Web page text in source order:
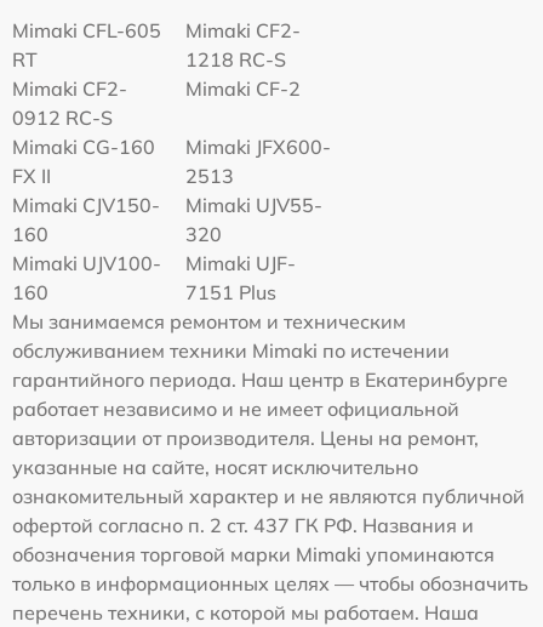
Mimaki CFL-605
RT
Mimaki CF2-
1218 RC-S
Mimaki CF2-
0912 RC-S
Mimaki CF-2
Mimaki CG-160
FX II
Mimaki JFX600-
2513
Mimaki СJV150-
160
Mimaki UJV55-
320
Mimaki UJV100-
160
Mimaki UJF-
7151 Plus
Мы занимаемся ремонтом и техническим
обслуживанием техники Mimaki по истечении
гарантийного периода. Наш центр в Екатеринбурге
работает независимо и не имеет официальной
авторизации от производителя. Цены на ремонт,
указанные на сайте, носят исключительно
ознакомительный характер и не являются публичной
офертой согласно п. 2 ст. 437 ГК РФ. Названия и
обозначения торговой марки Mimaki упоминаются
только в информационных целях — чтобы обозначить
перечень техники, с которой мы работаем. Наша